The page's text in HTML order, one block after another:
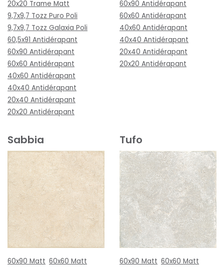
20x20 Trame Matt
9,7x9,7 Tozz Puro Poli
9,7x9,7 Tozz Galaxia Poli
60,5x91 Antidérapant
60x90 Antidérapant
60x60 Antidérapant
40x60 Antidérapant
40x40 Antidérapant
20x40 Antidérapant
20x20 Antidérapant
60x90 Antidérapant
60x60 Antidérapant
40x60 Antidérapant
40x40 Antidérapant
20x40 Antidérapant
20x20 Antidérapant
Sabbia
60x90 Matt 60x60 Matt
Tufo
60x90 Matt 60x60 Matt